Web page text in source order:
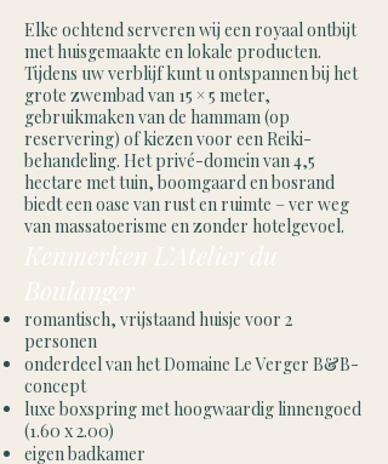
Elke ochtend serveren wij een royaal ontbijt
met huisgemaakte en lokale producten.
Tijdens uw verblijf kunt u ontspannen bij het
grote zwembad van 15 × 5 meter,
gebruikmaken van de hammam (op
reservering) of kiezen voor een Reiki-
behandeling. Het privé-domein van 4,5
hectare met tuin, boomgaard en bosrand
biedt een oase van rust en ruimte – ver weg
van massatoerisme en zonder hotelgevoel.
Kenmerken L’Atelier du
Boulanger
romantisch, vrijstaand huisje voor 2
personen
onderdeel van het Domaine Le Verger B&B-
concept
luxe boxspring met hoogwaardig linnengoed
(1.60 x 2.00)
eigen badkamer